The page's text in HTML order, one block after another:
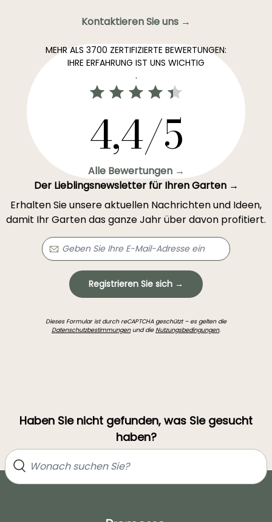
Kontaktieren Sie uns →
MEHR ALS 3700 ZERTIFIZIERTE BEWERTUNGEN:
IHRE ERFAHRUNG IST UNS WICHTIG
.
4,4/5
Alle Bewertungen →
Der Lieblingsnewsletter für Ihren Garten →
Erhalten Sie unsere aktuellen Nachrichten und Ideen,
damit Ihr Garten das ganze Jahr über davon profitiert.
Registrieren Sie sich →
Dieses Formular ist durch reCAPTCHA geschützt – es gelten die
Datenschutzbestimmungenund dieNutzungsbedingungen.
Haben Sie nicht gefunden, was Sie gesucht
haben?